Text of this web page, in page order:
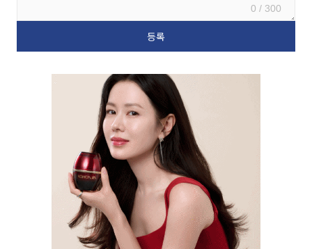
0 / 300